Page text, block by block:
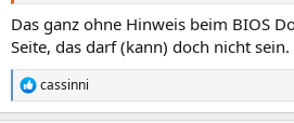
Das ganz ohne Hinweis beim BIOS
Seite, das darf (kann) doch nicht sein.
R
e
cassinni